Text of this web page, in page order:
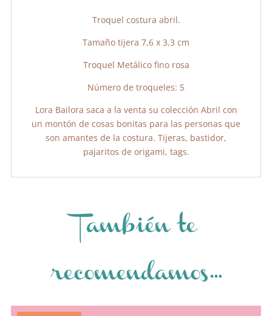
Troquel costura abril.
Tamaño tijera 7,6 x 3,3 cm
Troquel Metálico fino rosa
Número de troqueles: 5
Lora Bailora saca a la venta su colección Abril con
un montón de cosas bonitas para las personas que
son amantes de la costura. Tijeras, bastidor,
pajaritos de origami, tags.
También te
recomendamos…